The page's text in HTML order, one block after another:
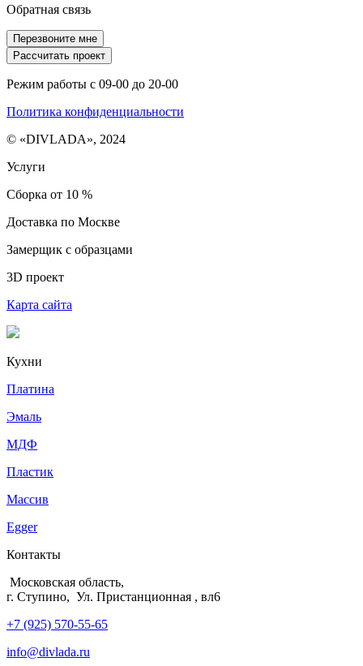
Обратная связь
Перезвоните мне
Рассчитать проект
Режим работы с 09-00 до 20-00
Политика конфиденциальности
© «DIVLADA», 2024
Услуги
Сборка от 10 %
Доставка по Москве
Замерщик с образцами
3D проект
Карта сайта
Кухни
Платина
Эмаль
МДФ
Пластик
Массив
Egger
Контакты
Московская область,
г. Ступино, Ул. Пристанционная , вл6
+7 (925) 570-55-65
info@divlada.ru